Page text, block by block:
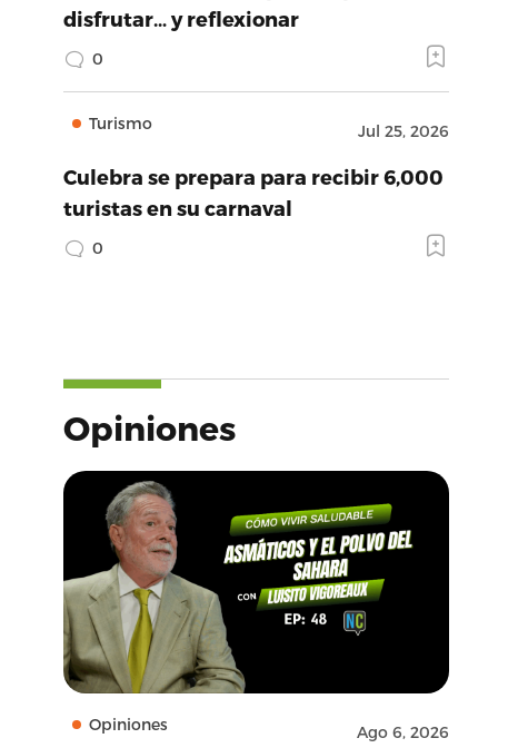
disfrutar… y reflexionar
0
Turismo Jul 25, 2026
Culebra se prepara para recibir 6,000
turistas en su carnaval
0
Opiniones
Opiniones Ago 6, 2026